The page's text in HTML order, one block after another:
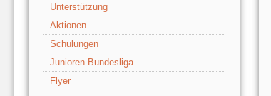
Unterstützung
Aktionen
Schulungen
Junioren Bundesliga
Flyer